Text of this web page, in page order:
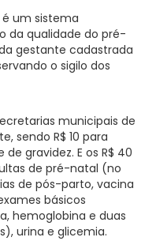
é um sistema
da qualidade do pré-
gestante cadastrada
o sigilo dos
municipais de
sendo R$ 10 para
gravidez. E os R$ 40
de pré-natal (no
de pós-parto, vacina
básicos
hemoglobina e duas
urina e glicemia.